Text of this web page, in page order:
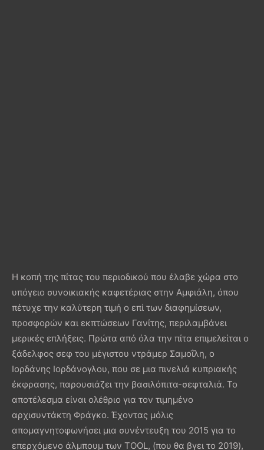
Η κοπή της πίτας του περιοδικού που έλαβε χώρα στο
υπόγειο συνοικιακής καφετέριας στην Αμφιάλη, όπου
πέτυχε την καλύτερη τιμή ο επί των διαφημίσεων,
προσφορών και εκπτώσεων Γανίτης, περιλαμβάνει
μερικές επλήξεις. Πρώτα από όλα την πίτα επιμελείται ο
ξάδελφος σεφ του μέγιστου ντράμερ Σαμοΐλη, ο
Ιορδάνης Ιορδάνογλου, που σε μια πινελιά κυπριακής
έκφρασης, παρουσιάζει την βασιλόπιτα-σεφταλιά. Το
αποτέλεσμα είναι ολέθριο για τον τιμημένο
αρχισυντάκτη Φράγκο. Έχοντας μόλις
απομαγνητοφωνήσει μια συνέντευξη του 2015 για το
επερχόμενο άλμπουμ των TOOL, (που θα βγει το 2019),